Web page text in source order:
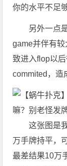
你的水平不足
另外一点
game并伴有
致进入flop以
commited，造
这张图是
万手牌持平，
最差结果10万